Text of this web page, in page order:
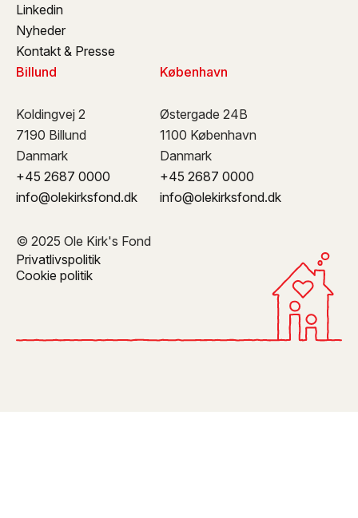
Linkedin
Nyheder
Kontakt & Presse
Billund
Koldingvej 2
7190 Billund
Danmark
+45 2687 0000
info@olekirksfond.dk
København
Østergade 24B
1100 København
Danmark
+45 2687 0000
info@olekirksfond.dk
© 2025 Ole Kirk's Fond
Privatlivspolitik
Cookie politik